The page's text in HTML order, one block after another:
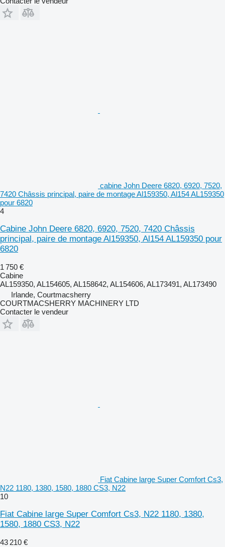
cabine John Deere 6820, 6920, 7520,
7420 Châssis principal, paire de montage Al159350, Al154 AL159350
pour 6820
4
Cabine John Deere 6820, 6920, 7520, 7420 Châssis
principal, paire de montage Al159350, Al154 AL159350 pour
6820
1 750 €
Cabine
AL159350, AL154605, AL158642, AL154606, AL173491, AL173490
Irlande, Courtmacsherry
COURTMACSHERRY MACHINERY LTD
Contacter le vendeur
Fiat Cabine large Super Comfort Cs3,
N22 1180, 1380, 1580, 1880 CS3, N22
10
Fiat Cabine large Super Comfort Cs3, N22 1180, 1380,
1580, 1880 CS3, N22
43 210 €